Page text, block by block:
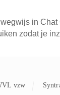
in Chat
zodat je
vzw